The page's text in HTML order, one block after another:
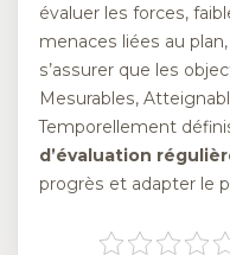
évaluer les forces,
menaces liées au plan,
s’assurer que les
Mesurables,
Temporellement
d’évaluation
progrès et adapter le